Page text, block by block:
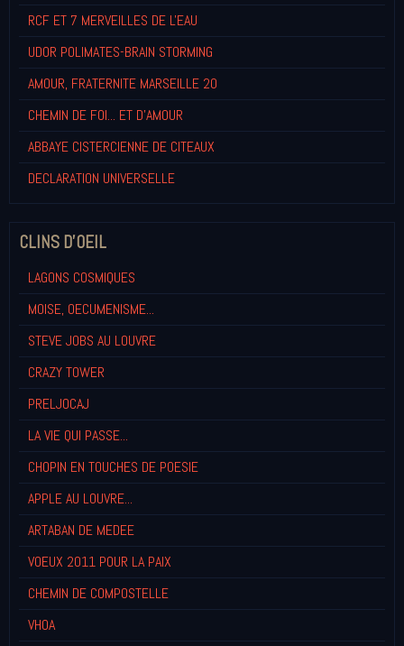
RCF ET 7 MERVEILLES DE L'EAU
UDOR POLIMATES-BRAIN STORMING
AMOUR, FRATERNITE MARSEILLE 20
CHEMIN DE FOI... ET D'AMOUR
ABBAYE CISTERCIENNE DE CITEAUX
DECLARATION UNIVERSELLE
CLINS D'OEIL
LAGONS COSMIQUES
MOISE, OECUMENISME...
STEVE JOBS AU LOUVRE
CRAZY TOWER
PRELJOCAJ
LA VIE QUI PASSE...
CHOPIN EN TOUCHES DE POESIE
APPLE AU LOUVRE...
ARTABAN DE MEDEE
VOEUX 2011 POUR LA PAIX
CHEMIN DE COMPOSTELLE
VHOA